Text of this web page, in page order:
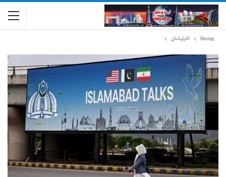
Home انٹرنیشنل